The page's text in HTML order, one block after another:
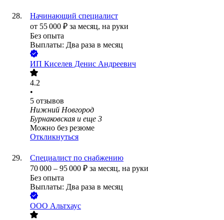
Начинающий специалист
от 55 000 ₽ за месяц, на руки
Без опыта
Выплаты: Два раза в месяц
ИП Киселев Денис Андреевич
4.2
•
5 отзывов
Нижний Новгород
Бурнаковская и еще 3
Можно без резюме
Откликнуться
Специалист по снабжению
70 000 – 95 000 ₽ за месяц, на руки
Без опыта
Выплаты: Два раза в месяц
ООО Альтхаус